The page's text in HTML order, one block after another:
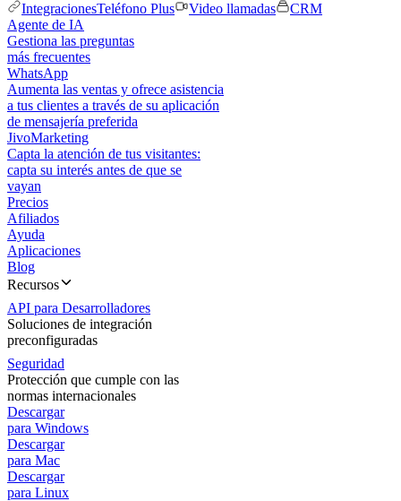
IntegracionesTeléfono Plus Video llamadas
CRM
Agente de IA
Gestiona las preguntas
más frecuentes
WhatsApp
Aumenta las ventas y ofrece asistencia
a tus clientes a través de su aplicación
de mensajería preferida
JivoMarketing
Capta la atención de tus visitantes:
capta su interés antes de que se
vayan
Precios
Afiliados
Ayuda
Aplicaciones
Blog
Recursos
API para Desarrolladores
Soluciones de integración
preconfiguradas
Seguridad
Protección que cumple con las
normas internacionales
Descargar
para Windows
Descargar
para Mac
Descargar
para Linux